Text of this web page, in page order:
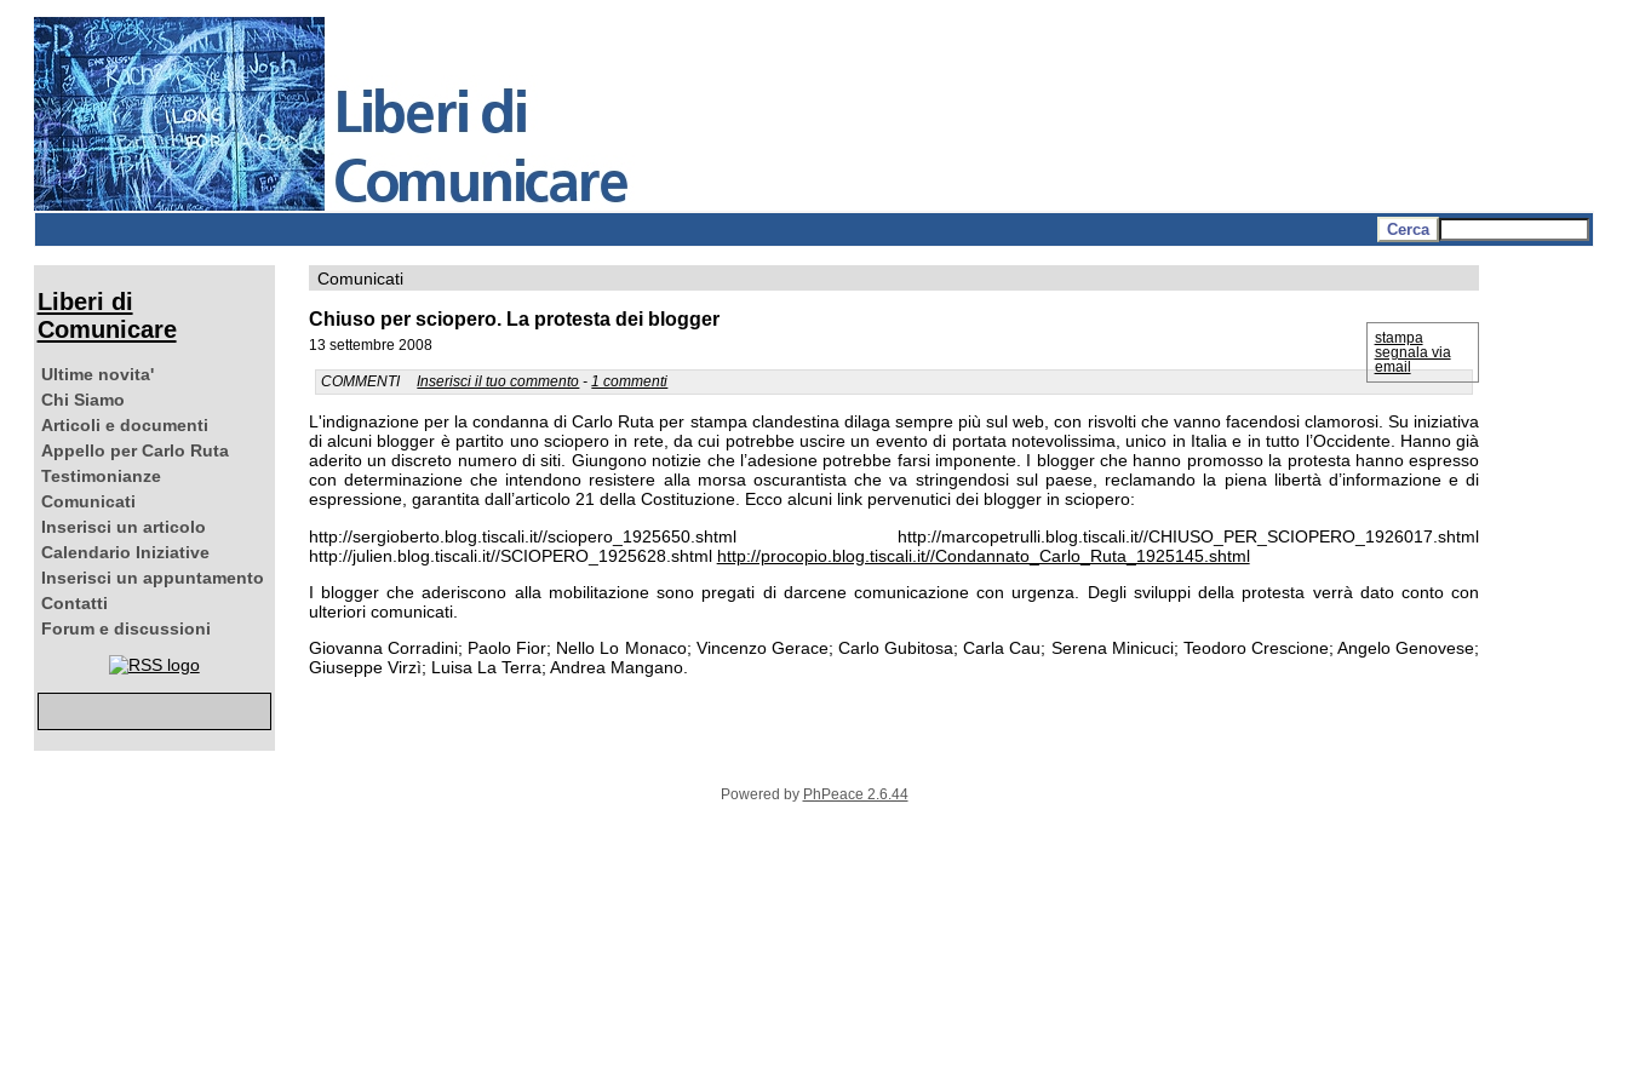
Liberi di
Comunicare
Ultime novita'
Chi Siamo
Articoli e documenti
Appello per Carlo Ruta
Testimonianze
Comunicati
Inserisci un articolo
Calendario Iniziative
Inserisci un appuntamento
Contatti
Forum e discussioni
Comunicati
stampa
segnala via
email
Chiuso per sciopero. La protesta dei blogger
13 settembre 2008
COMMENTI Inserisci il tuo commento - 1 commenti
L'indignazione per la condanna di Carlo Ruta per stampa clandestina dilaga sempre più sul web, con risvolti che vanno facendosi clamorosi. Su iniziativa
di alcuni blogger è partito uno sciopero in rete, da cui potrebbe uscire un evento di portata notevolissima, unico in Italia e in tutto l’Occidente. Hanno già
aderito un discreto numero di siti. Giungono notizie che l’adesione potrebbe farsi imponente. I blogger che hanno promosso la protesta hanno espresso
con determinazione che intendono resistere alla morsa oscurantista che va stringendosi sul paese, reclamando la piena libertà d’informazione e di
espressione, garantita dall’articolo 21 della Costituzione. Ecco alcuni link pervenutici dei blogger in sciopero:
http://sergioberto.blog.tiscali.it//sciopero_1925650.shtml http://marcopetrulli.blog.tiscali.it//CHIUSO_PER_SCIOPERO_1926017.shtml
http://julien.blog.tiscali.it//SCIOPERO_1925628.shtml http://procopio.blog.tiscali.it//Condannato_Carlo_Ruta_1925145.shtml
I blogger che aderiscono alla mobilitazione sono pregati di darcene comunicazione con urgenza. Degli sviluppi della protesta verrà dato conto con
ulteriori comunicati.
Giovanna Corradini; Paolo Fior; Nello Lo Monaco; Vincenzo Gerace; Carlo Gubitosa; Carla Cau; Serena Minicuci; Teodoro Crescione; Angelo Genovese;
Giuseppe Virzì; Luisa La Terra; Andrea Mangano.
Powered by PhPeace 2.6.44